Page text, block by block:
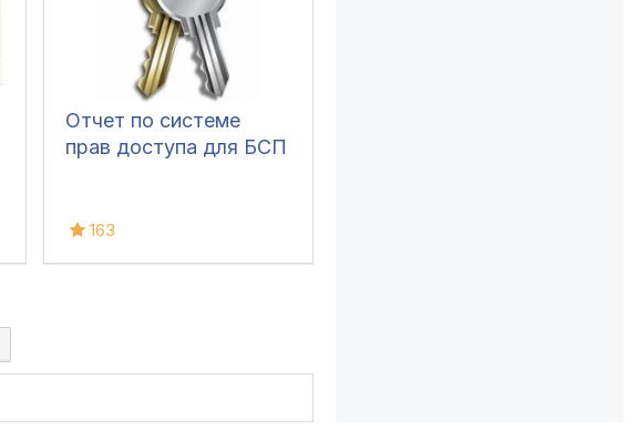
Отчет по системе
прав доступа для БСП
163